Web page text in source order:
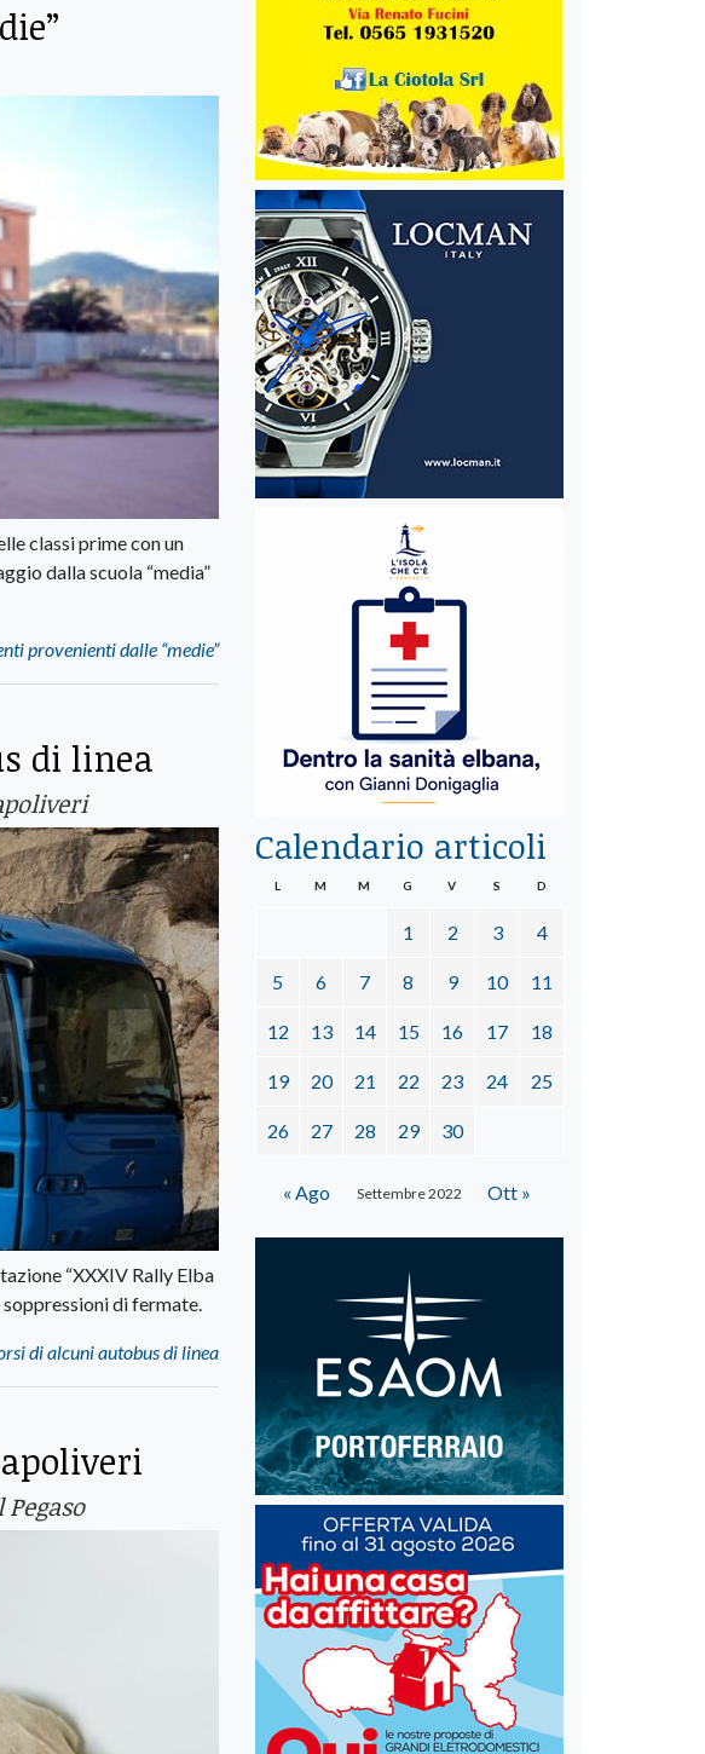
classi prime con un
dalla scuola “media”
provenienti dalle “medie”
di linea
“XXXIV Rally Elba
di fermate.
di alcuni autobus di linea
Calendario articoli
Settembre 2022
L M M G V S D
1 2 3 4
5 6 7 8 9 10 11
12 13 14 15 16 17 18
19 20 21 22 23 24 25
26 27 28 29 30
« Ago Ott »